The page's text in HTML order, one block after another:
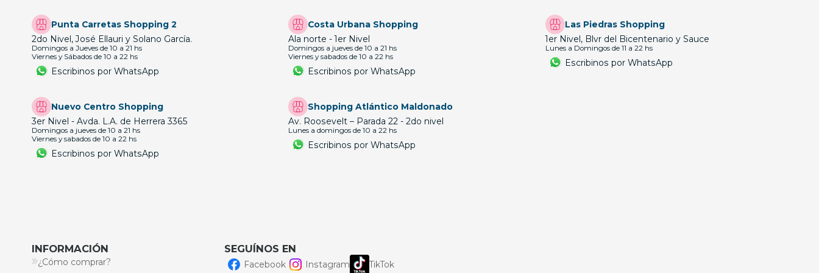
Punta Carretas Shopping 2
2do Nivel, José Ellauri y Solano García.
Domingos a Jueves de 10 a 21 hs
Viernes y Sábados de 10 a 22 hs
Escribinos por WhatsApp
Costa Urbana Shopping
Ala norte - 1er Nivel
Domingos a jueves de 10 a 21 hs
Viernes y sabados de 10 a 22 hs
Escribinos por WhatsApp
Las Piedras Shopping
1er Nivel, Blvr del Bicentenario y Sauce
Lunes a Domingos de 11 a 22 hs
Escribinos por WhatsApp
Nuevo Centro Shopping
3er Nivel - Avda. L.A. de Herrera 3365
Domingos a jueves de 10 a 21 hs
Viernes y sabados de 10 a 22 hs
Escribinos por WhatsApp
Shopping Atlántico Maldonado
Av. Roosevelt – Parada 22 - 2do nivel
Lunes a domingos de 10 a 22 hs
Escribinos por WhatsApp
INFORMACIÓN
¿Cómo comprar?
SEGUÍNOS EN
Facebook Instagram TikTok